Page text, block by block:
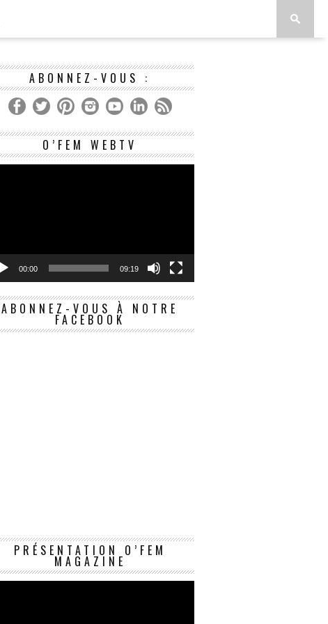
ABONNEZ-VOUS :
O’FEM WEBTV
Lecteur
00:00 09:19
ABONNEZ-VOUS À NOTRE
FACEBOOK
PRÉSENTATION O’FEM
MAGAZINE
Lecteur